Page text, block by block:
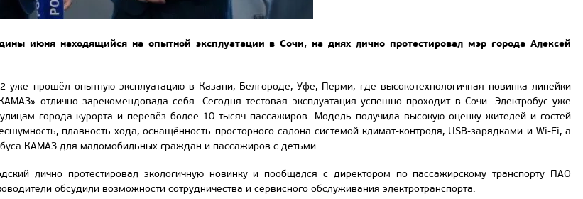
июня находящийся на опытной эксплуатации в Сочи, на днях лично протестировал мэр города Алексей
уже прошёл опытную эксплуатацию в Казани, Белгороде, Уфе, Перми, где высокотехнологичная новинка линейки
отлично зарекомендовала себя. Сегодня тестовая эксплуатация успешно проходит в Сочи. Электробус уже
города-курорта и перевёз более 10 тысяч пассажиров. Модель получила высокую оценку жителей и гостей
плавность хода, оснащённость просторного салона системой климат-контроля, USB-зарядками и Wi-Fi, а
КАМАЗ для маломобильных граждан и пассажиров с детьми.
лично протестировал экологичную новинку и пообщался с директором по пассажирскому транспорту ПАО
обсудили возможности сотрудничества и сервисного обслуживания электротранспорта.